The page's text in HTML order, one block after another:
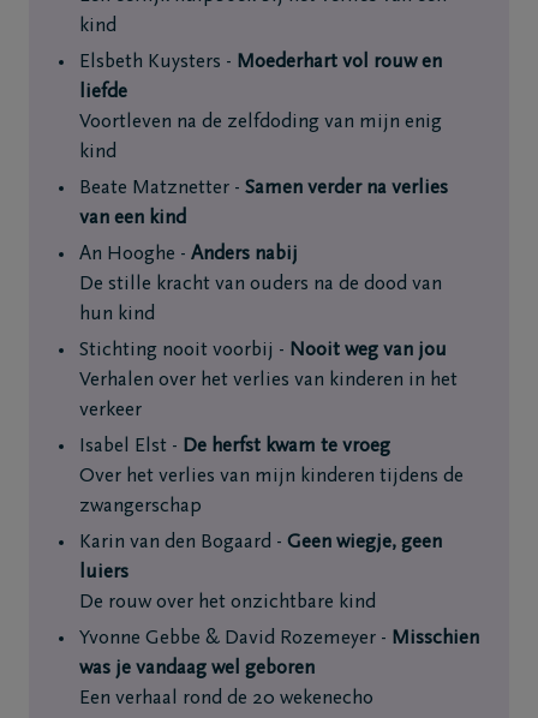
kind
Elsbeth Kuysters - Moederhart vol rouw en
liefde
Voortleven na de zelfdoding van mijn enig
kind
Beate Matznetter - Samen verder na verlies
van een kind
An Hooghe - Anders nabij
De stille kracht van ouders na de dood van
hun kind
Stichting nooit voorbij - Nooit weg van jou
Verhalen over het verlies van kinderen in het
verkeer
Isabel Elst - De herfst kwam te vroeg
Over het verlies van mijn kinderen tijdens de
zwangerschap
Karin van den Bogaard - Geen wiegje, geen
luiers
De rouw over het onzichtbare kind
Yvonne Gebbe & David Rozemeyer - Misschien
was je vandaag wel geboren
Een verhaal rond de 20 wekenecho